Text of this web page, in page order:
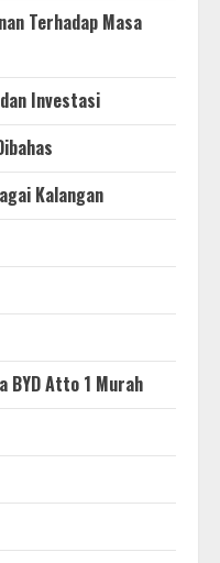
Terhadap Masa
Investasi
Kalangan
BYD Atto 1 Murah